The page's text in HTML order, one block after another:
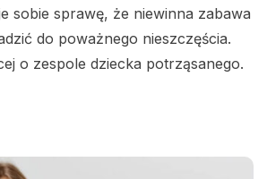
sobie sprawę, że niewinna zabawa
do poważnego nieszczęścia.
o zespole dziecka potrząsanego.